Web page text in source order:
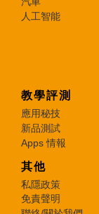
人工智能
教學評測
應用秘技
新品測試
Apps 情報
其他
私隱政策
免責聲明